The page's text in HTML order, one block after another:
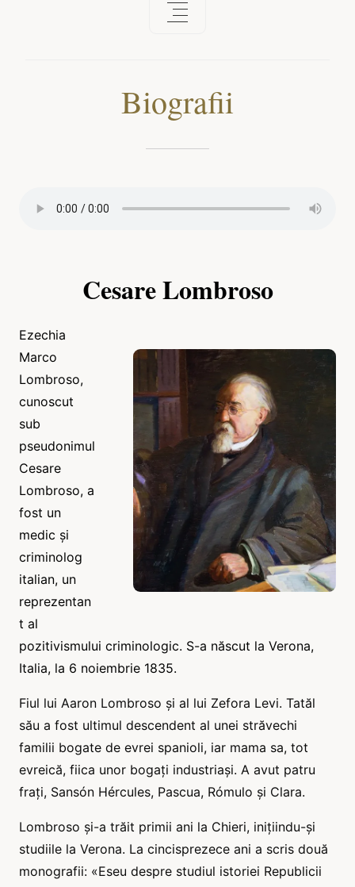
Biografii
Cesare Lombroso
Ezechia
Marco
Lombroso,
cunoscut
sub
pseudonimul
Cesare
Lombroso, a
fost un
medic și
criminolog
italian, un
reprezentan
t al
pozitivismului criminologic. S-a născut la Verona,
Italia, la 6 noiembrie 1835.
Fiul lui Aaron Lombroso și al lui Zefora Levi. Tatăl
său a fost ultimul descendent al unei străvechi
familii bogate de evrei spanioli, iar mama sa, tot
evreică, fiica unor bogați industriași. A avut patru
frați, Sansón Hércules, Pascua, Rómulo și Clara.
Lombroso și-a trăit primii ani la Chieri, inițiindu-și
studiile la Verona. La cincisprezece ani a scris două
monografii: «Eseu despre studiul istoriei Republicii